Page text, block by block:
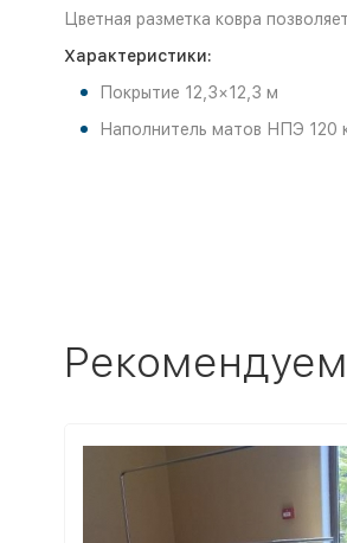
Цветная разметка ковра
Характеристики:
Покрытие 12,3×12,3 м
Наполнитель матов НПЭ 120
Рекомендуем